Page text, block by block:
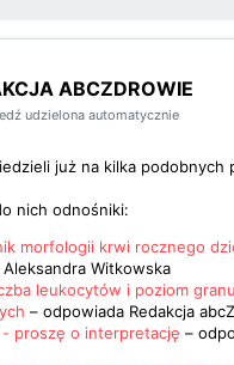
ABCZDROWIE
udzielona automatycznie
już na kilka podobnych
nich odnośniki:
morfologii krwi rocznego
Aleksandra Witkowska
leukocytów i poziom
– odpowiada Redakcja
proszę o interpretację –